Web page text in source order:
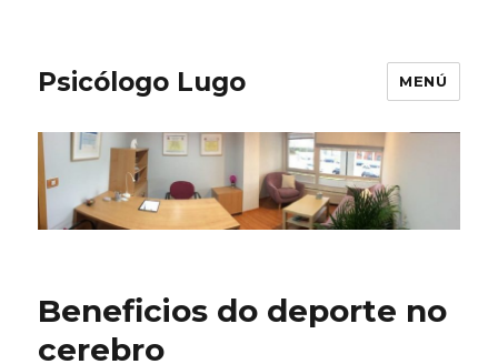
Psicólogo Lugo MENÚ
Beneficios do deporte no
cerebro